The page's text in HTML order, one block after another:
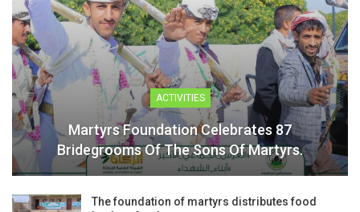
ACTIVITIES
Martyrs Foundation Celebrates 87
Bridegrooms Of The Sons Of Martyrs.
The foundation of martyrs distributes food